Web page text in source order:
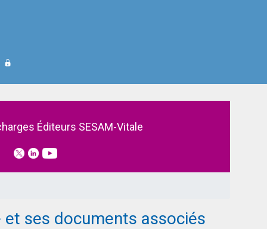
Éditeurs SESAM-Vitale
ses documents associés